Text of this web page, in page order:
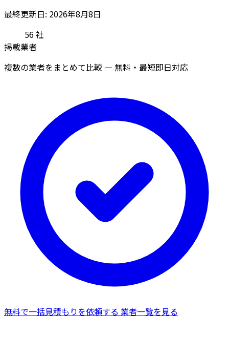
最終更新日: 2026年8月8日
56社
掲載業者
複数の業者をまとめて比較 — 無料・最短即日対応
無料で一括見積もりを依頼する 業者一覧を見る